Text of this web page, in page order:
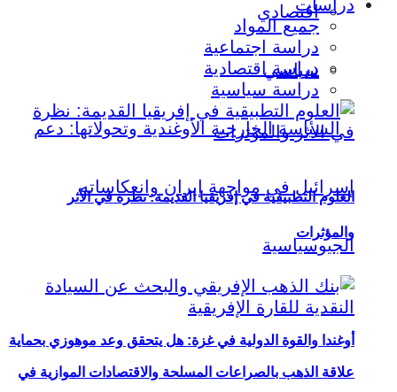
اقتصادي
سياسي
أوغندا والقوة الدولية في غزة: هل يتحقق وعد موهوزي بحماية
دراسات
جميع المواد
دراسة اجتماعية
دراسة اقتصادية
دراسة سياسية
العلوم التطبيقية في إفريقيا القديمة: نظرة في الأثر
والمؤثرات
علاقة الذهب بالصراعات المسلحة والاقتصادات الموازية في